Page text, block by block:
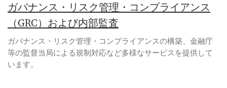
ガバナンス・リスク管理・コンプライアンス
（GRC）および内部監査
ガバナンス・リスク管理・コンプライアンスの構築、金融庁
等の監督当局による規制対応など多様なサービスを提供して
います。